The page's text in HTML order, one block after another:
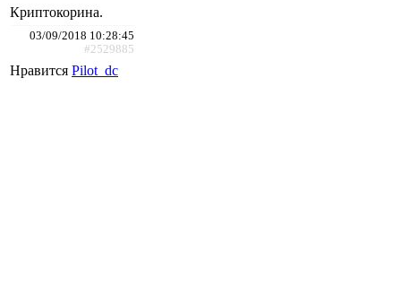
Криптокорина.
03/09/2018 10:28:45
#2529885
Нравится Pilot_dc